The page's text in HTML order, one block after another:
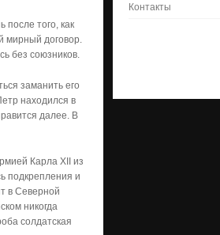
того, как
мирный договор.
без союзников.
заманить его
находился в
далее. В
Карла XII из
подкрепления и
в Северной
никогда
солдатская
Контакты